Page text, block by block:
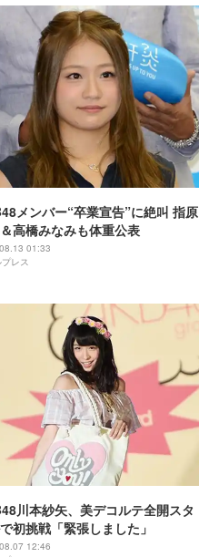
メンバー“卒業宣告”に絶叫 指原
高橋みなみも体重公表
01:33
レス
川本紗矢、美デコルテ全開スタ
初挑戦「緊張しました」
12:46